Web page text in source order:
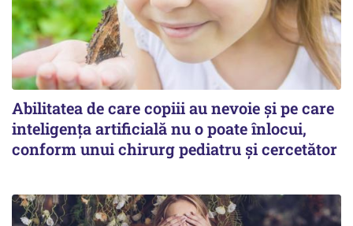
Abilitatea de care copiii au nevoie și pe care
inteligența artificială nu o poate înlocui,
conform unui chirurg pediatru și cercetător